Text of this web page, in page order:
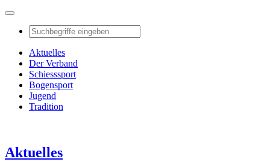
Aktuelles
Der Verband
Schiesssport
Bogensport
Jugend
Tradition
Aktuelles